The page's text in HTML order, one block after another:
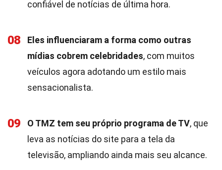
confiável de notícias de última hora.
08
Eles influenciaram a forma como outras
mídias cobrem celebridades, com muitos
veículos agora adotando um estilo mais
sensacionalista.
09 O TMZ tem seu próprio programa de TV, que
leva as notícias do site para a tela da
televisão, ampliando ainda mais seu alcance.